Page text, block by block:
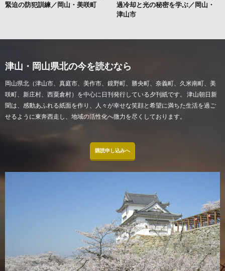
過冷却と光の秘密を学ぶ／岡山・
津山市
緊迫の防犯訓練／岡山・美咲町
津山・岡山県北の今を読むなら
岡山県北（津山市、真庭市、美作市、鏡野町、勝央町、奈義町、久米南町、美
咲町、新庄村、西粟倉村）を中心に日刊発行している夕刊紙です。 津山朝日新
聞は、感動あふれる紙面を作り、人々が幸せな笑顔と希望に満ちた生活を過ご
せるように東奔西走し、地域の活性化へ微力を尽くしております。
購読申し込みへ